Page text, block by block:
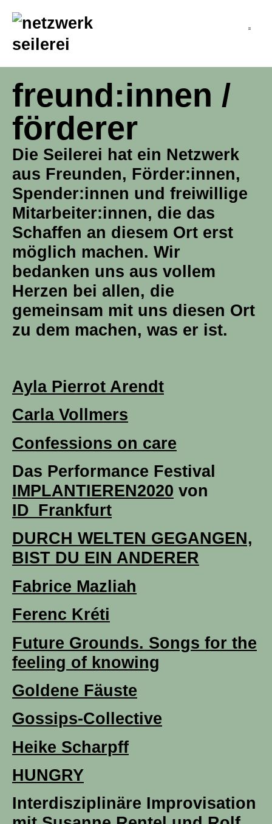
springen
freund:innen /
förderer
Die Seilerei hat ein Netzwerk
aus Freunden, Förder:innen,
Spender:innen und freiwillige
Mitarbeiter:innen, die das
Schaffen an diesem Ort erst
möglich machen. Wir
bedanken uns aus vollem
Herzen bei allen, die
gemeinsam mit uns diesen Ort
zu dem machen, was er ist.
Ayla Pierrot Arendt
Carla Vollmers
Confessions on care
Das Performance Festival
IMPLANTIEREN2020 von
ID_Frankfurt
DURCH WELTEN GEGANGEN,
BIST DU EIN ANDERER
Fabrice Mazliah
Ferenc Kréti
Future Grounds. Songs for the
feeling of knowing
Goldene Fäuste
Gossips-Collective
Heike Scharpff
HUNGRY
Interdisziplinäre Improvisation